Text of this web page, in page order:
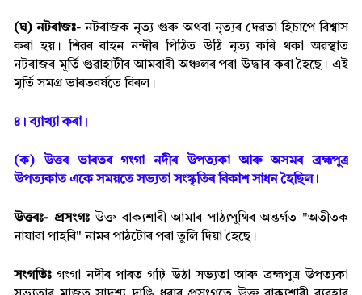
(ঘ) নটৰাজঃ-নটৰাজক নৃত্য গুৰু অথবা নৃত্যৰ দেৱতা হিচাপে বিশ্বাস
কৰা হয়। শিৱৰ বাহন নন্দীৰ পিঠিত উঠি নৃত্য কৰি থকা অৱস্থাত
নটৰাজৰ মূৰ্তি গুৱাহাটীৰ আমবাৰী অঞ্চলৰ পৰা উদ্ধাৰ কৰা হৈছে। এই
মূৰ্তি সমগ্ৰ ভাৰতবৰ্ষতে বিৰল।
৪। ব্যাখ্যা কৰা।
(ক) উত্তৰ ভাৰতৰ গংগা নদীৰ উপত্যকা আৰু অসমৰ ব্ৰহ্মপুত্ৰ
উপত্যকাত একে সময়তে সভ্যতা সংস্কৃতিৰ বিকাশ সাধন হৈছিল।
উত্তৰঃ- প্ৰসংগঃউক্ত বাক্য়শাৰী আমাৰ পাঠ্যপুথিৰ অন্তৰ্গত "অতীতক
নাযাবা পাহৰি" নামৰ পাঠটোৰ পৰা তুলি দিয়া হৈছে।
সংগতিঃগংগা নদীৰ পাৰত গঢ়ি উঠা সভ্যতা আৰু ব্ৰহ্মপুত্ৰ উপত্যকা